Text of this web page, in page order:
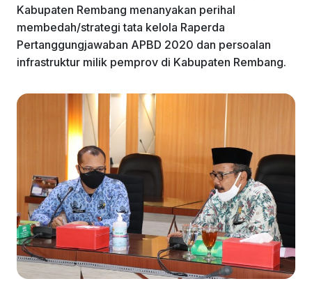
Kabupaten Rembang menanyakan perihal
membedah/strategi tata kelola Raperda
Pertanggungjawaban APBD 2020 dan persoalan
infrastruktur milik pemprov di Kabupaten Rembang.